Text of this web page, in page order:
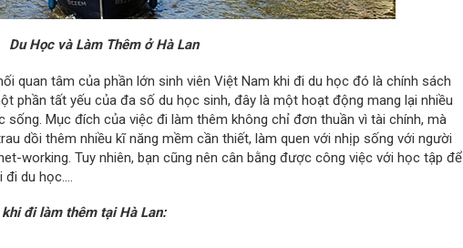
Du Học và Làm Thêm ở Hà Lan
quan tâm của phần lớn sinh viên Việt Nam khi đi du học đó là chính sách
phần tất yếu của đa số du học sinh, đây là một hoạt động mang lại nhiều
Mục đích của việc đi làm thêm không chỉ đơn thuần vì tài chính, mà
dồi thêm nhiều kĩ năng mềm cần thiết, làm quen với nhịp sống với người
working. Tuy nhiên, bạn cũng nên cân bằng được công việc với học tập để
đi du học….
đi làm thêm tại Hà Lan: